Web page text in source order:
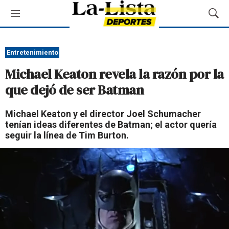
M
e
ú
M
o
a
r
q
e
Entretenimiento
Michael Keaton revela la razón por la
que dejó de ser Batman
Michael Keaton y el director Joel Schumacher
tenían ideas diferentes de Batman; el actor quería
seguir la línea de Tim Burton.